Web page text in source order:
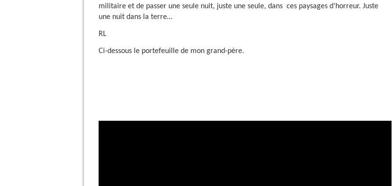
militaire et de passer une seule nuit, juste une seule, dans ces paysages d’horreur. Juste
une nuit dans la terre…
RL
Ci-dessous le portefeuille de mon grand-père.